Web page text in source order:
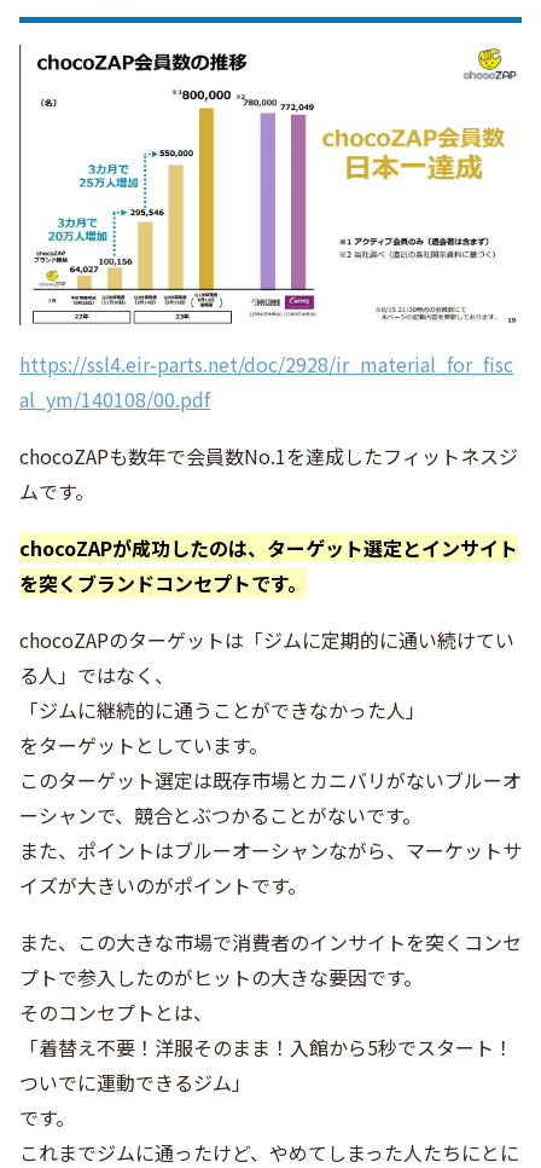
https://ssl4.eir-parts.net/doc/2928/ir_material_for_fisc
al_ym/140108/00.pdf
chocoZAPも数年で会員数No.1を達成したフィットネスジ
ムです。
chocoZAPが成功したのは、ターゲット選定とインサイト
を突くブランドコンセプトです。
chocoZAPのターゲットは「ジムに定期的に通い続けてい
る人」ではなく、
「ジムに継続的に通うことができなかった人」
をターゲットとしています。
このターゲット選定は既存市場とカニバリがないブルーオ
ーシャンで、競合とぶつかることがないです。
また、ポイントはブルーオーシャンながら、マーケットサ
イズが大きいのがポイントです。
また、この大きな市場で消費者のインサイトを突くコンセ
プトで参入したのがヒットの大きな要因です。
そのコンセプトとは、
「着替え不要！洋服そのまま！入館から5秒でスタート！
ついでに運動できるジム」
です。
これまでジムに通ったけど、やめてしまった人たちにとに